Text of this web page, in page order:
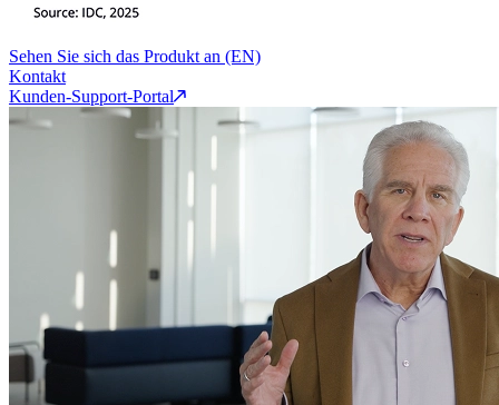
Sehen Sie sich das Produkt an (EN)
Kontakt
Kunden-Support-Portal